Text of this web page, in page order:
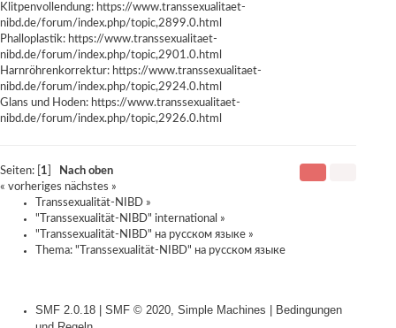
Klitpenvollendung: https://www.transsexualitaet-
nibd.de/forum/index.php/topic,2899.0.html
Phalloplastik: https://www.transsexualitaet-
nibd.de/forum/index.php/topic,2901.0.html
Harnröhrenkorrektur: https://www.transsexualitaet-
nibd.de/forum/index.php/topic,2924.0.html
Glans und Hoden: https://www.transsexualitaet-
nibd.de/forum/index.php/topic,2926.0.html
Seiten: [ 1
Nach oben
« vorheriges nächstes »
Transsexualität-NIBD »
"Transsexualität-NIBD" international »
"Transsexualität-NIBD" на русском языке »
Thema: "Transsexualität-NIBD" на русском языке
SMF 2.0.18 SMF © 2020 Simple Machines
Bedingungen